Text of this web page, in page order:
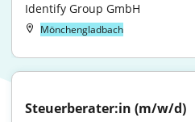
Identify Group GmbH
Mönchengladbach
Steuerberater:in (m/w/d)